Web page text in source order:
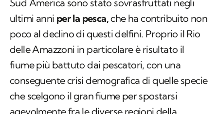
Sud America sono stato sovrasfruttati negli
ultimi anni per la pesca,che ha contribuito non
poco al declino di questi delfini. Proprio il Rio
delle Amazzoni in particolare è risultato il
fiume più battuto dai pescatori, con una
conseguente crisi demografica di quelle specie
che scelgono il gran fiume per spostarsi
agevolmente fra le diverse regioni della